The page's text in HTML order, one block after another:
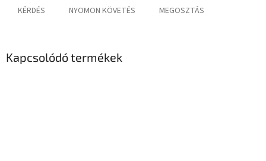
KÉRDÉS NYOMON KÖVETÉS MEGOSZTÁS
Kapcsolódó termékek